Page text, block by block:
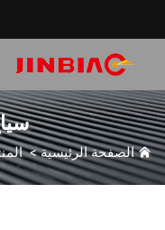
سياج
الصفحة الرئيسية>